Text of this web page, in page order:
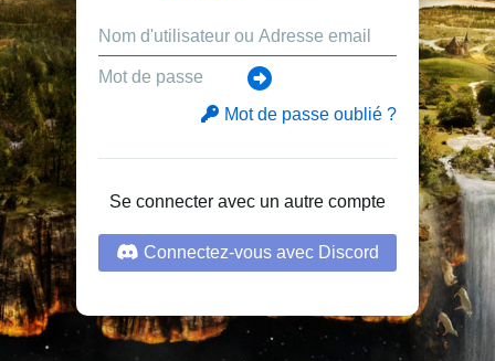
Mot de passe oublié ?
Se connecter avec un autre compte
Connectez-vous avec Discord